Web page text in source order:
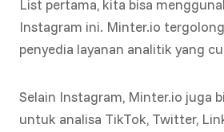
List pertama, kita bisa
Instagram ini. Minter.io
penyedia layanan analitik yang
Selain Instagram, Minter.io juga
untuk analisa TikTok, Twitter,